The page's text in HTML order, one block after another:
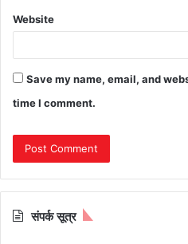
Website
Save my name, email, and
time I comment.
संपर्क सूत्र